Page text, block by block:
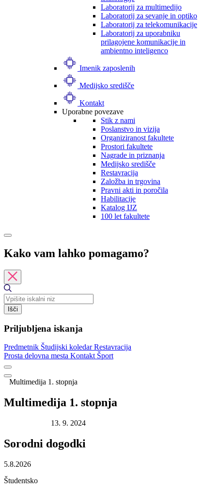
Laboratorij za multimedijo
Laboratorij za sevanje in optiko
Laboratorij za telekomunikacije
Laboratorij za uporabniku
prilagojene komunikacije in
ambientno inteligenco
Imenik zaposlenih
Medijsko središče
Kontakt
Uporabne povezave
Stik z nami
Poslanstvo in vizija
Organiziranost fakultete
Prostori fakultete
Nagrade in priznanja
Medijsko središče
Restavracija
Založba in trgovina
Pravni akti in poročila
Habilitacije
Katalog IJZ
100 let fakultete
Kako vam lahko pomagamo?
Išči
Priljubljena iskanja
Predmetnik Študijski koledarRestavracija
Prosta delovna mesta Kontakt Šport
Multimedija 1. stopnja
Multimedija 1. stopnja
13. 9. 2024
Sorodni dogodki
5.8.2026
Študentsko